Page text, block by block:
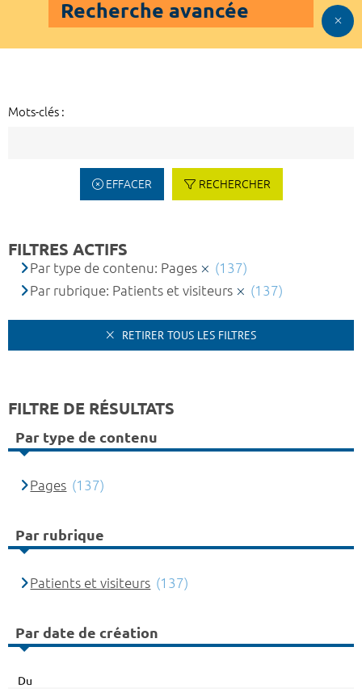
Recherche avancée
Mots-clés :
EFFACER RECHERCHER
FILTRES ACTIFS
Par type de contenu: Pages
(137)
Par rubrique: Patients et visiteurs
(137)
RETIRER TOUS LES FILTRES
FILTRE DE RÉSULTATS
Par type de contenu
Pages (137)
Par rubrique
Patients et visiteurs (137)
Par date de création
Du